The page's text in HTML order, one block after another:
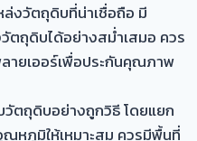
ล่งวัตถุดิบที่น่าเชื่อถือ มี
ถุดิบได้อย่างสม่ำเสมอ ควร
ยเออร์เพื่อประกันคุณภาพ
วัตถุดิบอย่างถูกวิธี โดยแยก
หภูมิให้เหมาะสม ควรมีพื้นที่